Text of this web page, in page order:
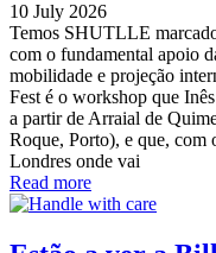
10 July 2026
Temos SHUTLLE
com o fundamental apoio
mobilidade e projeção
Fest é o workshop que
a partir de Arraial de
Roque, Porto), e que, com
Londres onde vai
Read more